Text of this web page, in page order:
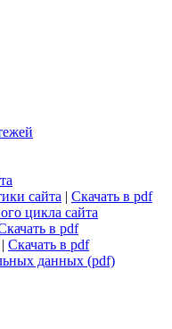
сайта|Скачать в pdf
цикла сайта